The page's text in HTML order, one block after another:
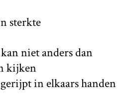
sterkte
niet anders dan
kijken
in elkaars handen